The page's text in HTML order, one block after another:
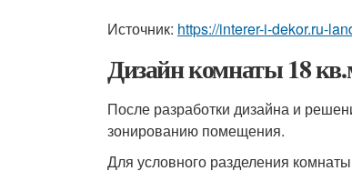
Источник: https://interer-i-dekor.ru-
Дизайн комнаты 18
После разработки дизайна и
зонированию помещения.
Для условного разделения